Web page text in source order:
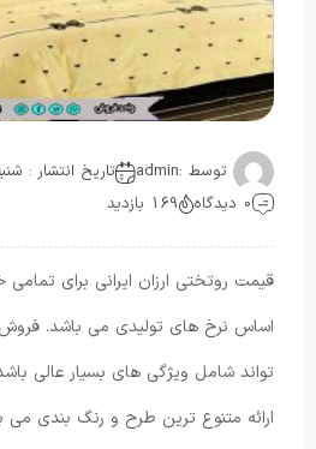
توسط :admin
تاریخ انتشار : شنبه , 5 فوریه
0 دیدگاه
169 بازدید
قیمت روتختی ارزان ایرانی برای تمامی
اساس نرخ های تولیدی می باشد.
تواند شامل ویژگی های بسیار عالی
ارائه متنوع ترین طرح و رنگ بندی